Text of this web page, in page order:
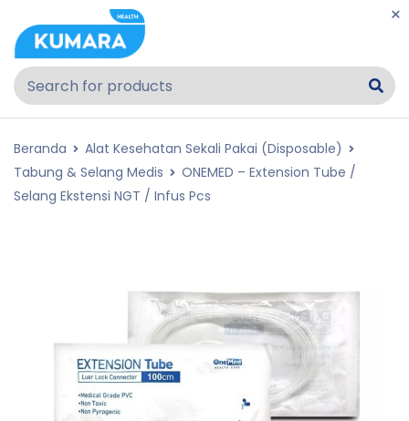
Beranda
Alat Kesehatan Sekali Pakai (Disposable)
Tabung & Selang Medis
ONEMED – Extension Tube /
Selang Ekstensi NGT / Infus Pcs